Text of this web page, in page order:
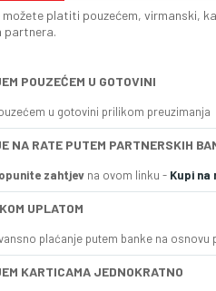
možete platiti pouzećem, virmanski,
partnera.
POUZEĆEM U GOTOVINI
u gotovini prilikom preuzimanja
NA RATE PUTEM PARTNERSKIH
zahtjev na ovom linku - Kupi na
UPLATOM
plaćanje putem banke na osnovu
KARTICAMA JEDNOKRATNO